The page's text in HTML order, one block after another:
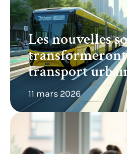
Les nouvelles
transport
11 mars 2026